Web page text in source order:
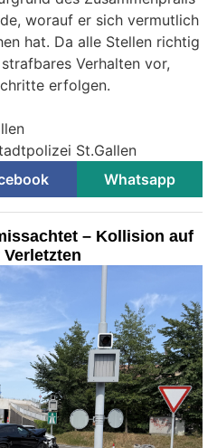
worauf er sich vermutlich
hat. Da alle Stellen richtig
Verhalten vor,
erfolgen.
St.Gallen
Whatsapp
– Kollision auf